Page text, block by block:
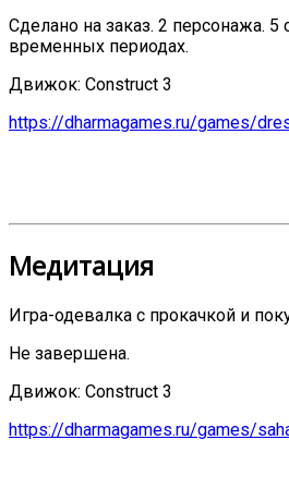
Сделано на заказ. 2 персонажа.
временных периодах.
Движок: Construct 3
https://dharmagames.ru/games/
Медитация
Игра-одевалка с прокачкой и
Не завершена.
Движок: Construct 3
https://dharmagames.ru/games/